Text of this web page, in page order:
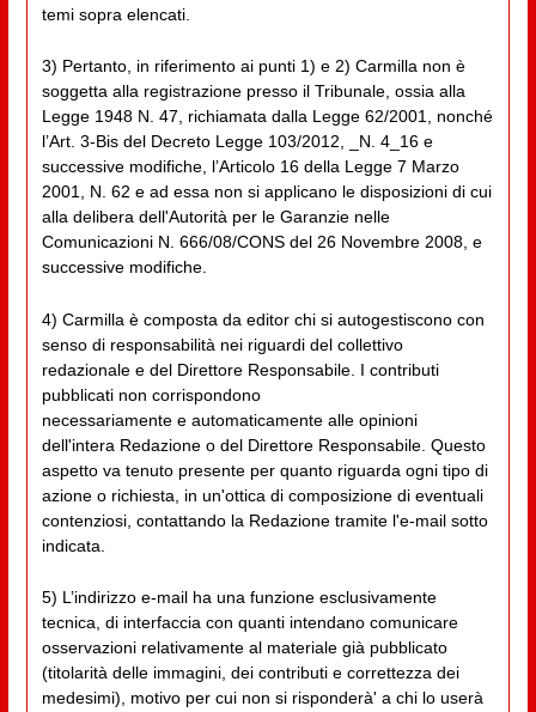
temi sopra elencati.
3) Pertanto, in riferimento ai punti 1) e 2) Carmilla non è
soggetta alla registrazione presso il Tribunale, ossia alla
Legge 1948 N. 47, richiamata dalla Legge 62/2001, nonché
l’Art. 3-Bis del Decreto Legge 103/2012, _N. 4_16 e
successive modifiche, l’Articolo 16 della Legge 7 Marzo
2001, N. 62 e ad essa non si applicano le disposizioni di cui
alla delibera dell'Autorità per le Garanzie nelle
Comunicazioni N. 666/08/CONS del 26 Novembre 2008, e
successive modifiche.
4) Carmilla è composta da editor chi si autogestiscono con
senso di responsabilità nei riguardi del collettivo
redazionale e del Direttore Responsabile. I contributi
pubblicati non corrispondono
necessariamente e automaticamente alle opinioni
dell'intera Redazione o del Direttore Responsabile. Questo
aspetto va tenuto presente per quanto riguarda ogni tipo di
azione o richiesta, in un'ottica di composizione di eventuali
contenziosi, contattando la Redazione tramite l'e-mail sotto
indicata.
5) L’indirizzo e-mail ha una funzione esclusivamente
tecnica, di interfaccia con quanti intendano comunicare
osservazioni relativamente al materiale già pubblicato
(titolarità delle immagini, dei contributi e correttezza dei
medesimi), motivo per cui non si risponderà' a chi lo userà